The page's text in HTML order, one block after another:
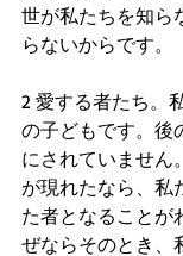
世が私たちを知ら
らないからです。
2 愛する者たち。
の子どもです。後
にされていません
が現れたなら、私
た者となることが
ぜならそのとき、